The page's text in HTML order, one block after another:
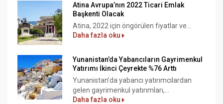
Atina Avrupa’nın 2022 Ticari Emlak
Başkenti Olacak
Atina, 2022 için öngörülen fiyatlar ve...
Daha fazla oku
Yunanistan’da Yabancıların Gayrimenkul
Yatırımı İkinci Çeyrekte %76 Arttı
Yunanistan’da yabancı yatırımcılardan
gelen gayrimenkul yatırımları,...
Daha fazla oku